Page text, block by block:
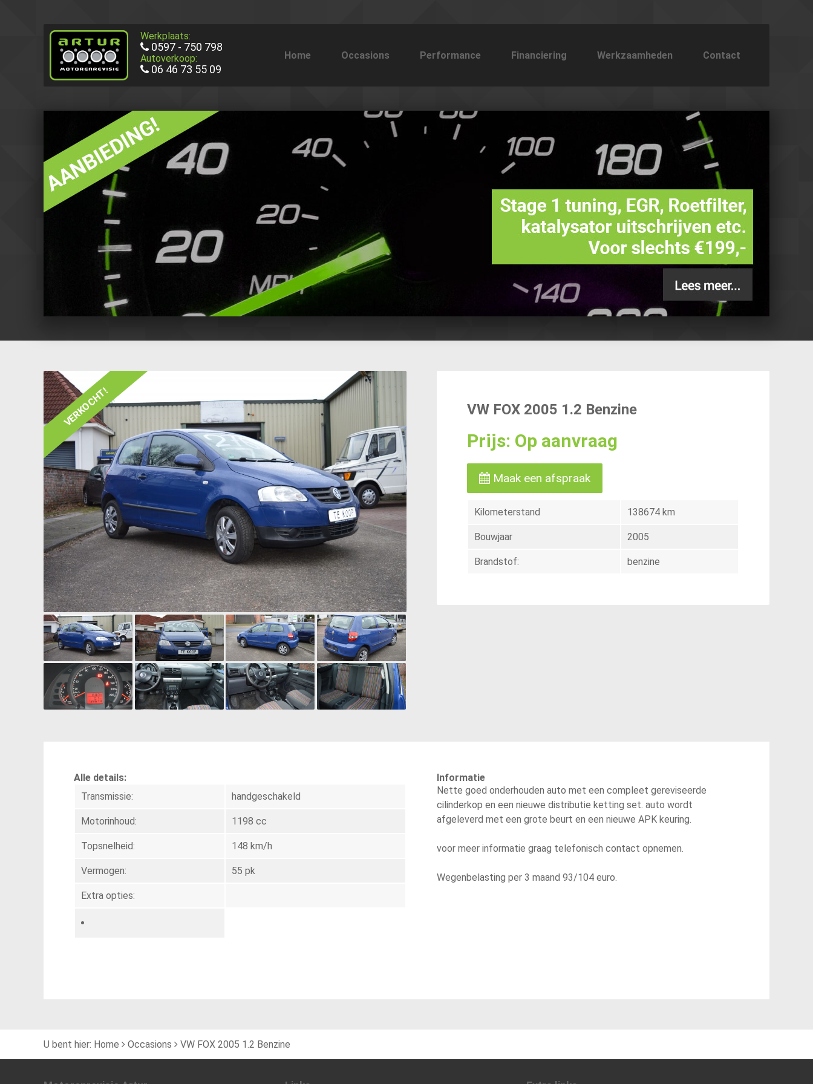
Werkplaats:
0597 - 750 798
Autoverkoop:
06 46 73 55 09
Home Occasions Performance Financiering Werkzaamheden Contact
VERKOCHT! VW FOX 2005 1.2 Benzine
Prijs: Op aanvraag
Maak een afspraak
Kilometerstand 138674 km
Bouwjaar 2005
Brandstof: benzine
Alle details:
Transmissie:
handgeschakeld
Motorinhoud: 1198 cc
Topsnelheid: 148 km/h
Vermogen: 55 pk
Extra opties:
Informatie
Nette goed onderhouden auto met een compleet gereviseerde
cilinderkop en een nieuwe distributie ketting set. auto wordt
afgeleverd met een grote beurt en een nieuwe APK keuring.
voor meer informatie graag telefonisch contact opnemen.
Wegenbelasting per 3 maand 93/104 euro.
U bent hier: Home Occasions VW FOX 2005 1.2 Benzine